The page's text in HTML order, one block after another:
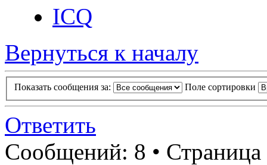
ICQ
Вернуться к началу
Показать сообщения за: Поле сортировки
Ответить
Сообщений: 8 • Страница